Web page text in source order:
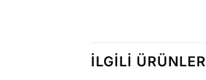
İLGILI ÜRÜNLER